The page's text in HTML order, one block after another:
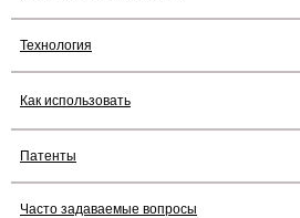
Технология
Как использовать
Патенты
Часто задаваемые вопросы